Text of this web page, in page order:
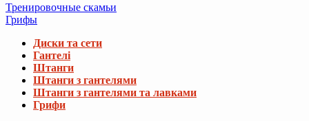
Тренировочные скамьи
Грифы
Диски та сети
Гантелі
Штанги
Штанги з гантелями
Штанги з гантелями та лавками
Грифи